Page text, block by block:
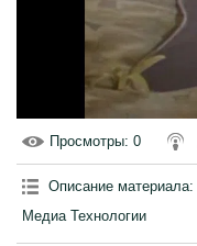
Просмотры: 0
Описание материала:
Медиа Технологии